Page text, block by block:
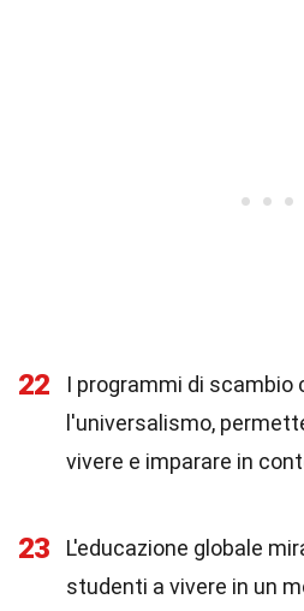
22
I programmi di scambio
l'universalismo,
vivere e imparare in
23
L'educazione globale
studenti a vivere in un